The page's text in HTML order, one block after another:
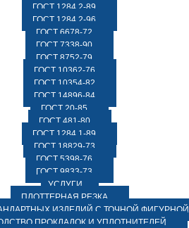
ГОСТ 1284.2-89
ГОСТ 1284.2-96
ГОСТ 6678-72
ГОСТ 7338-90
ГОСТ 8752-79
ГОСТ 10362-76
ГОСТ 10354-82
ГОСТ 14896-84
ГОСТ 20-85
ГОСТ 481-80
ГОСТ 1284.1-89
ГОСТ 18829-73
ГОСТ 5398-76
ГОСТ 9833-73
УСЛУГИ
ПЛОТТЕРНАЯ РЕЗКА
ИЗДЕЛИЙ С ТОЧНОЙ ФИГУРНОЙ
ПРОКЛАДОК И УПЛОТНИТЕЛЕЙ